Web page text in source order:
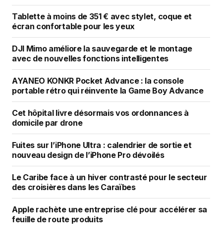
Tablette à moins de 351 € avec stylet, coque et
écran confortable pour les yeux
DJI Mimo améliore la sauvegarde et le montage
avec de nouvelles fonctions intelligentes
AYANEO KONKR Pocket Advance : la console
portable rétro qui réinvente la Game Boy Advance
Cet hôpital livre désormais vos ordonnances à
domicile par drone
Fuites sur l’iPhone Ultra : calendrier de sortie et
nouveau design de l’iPhone Pro dévoilés
Le Caribe face à un hiver contrasté pour le secteur
des croisières dans les Caraïbes
Apple rachète une entreprise clé pour accélérer sa
feuille de route produits